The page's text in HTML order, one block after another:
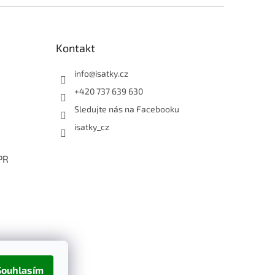
Kontakt
info@isatky.cz
+420 737 639 630
Sledujte nás na Facebooku
isatky_cz